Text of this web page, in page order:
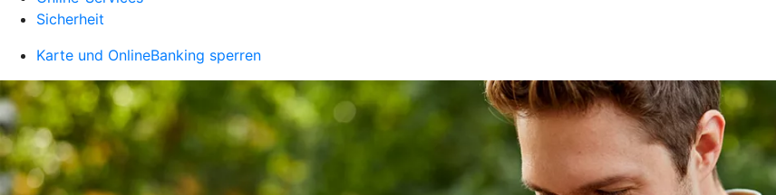
Sicherheit
Karte und OnlineBanking sperren